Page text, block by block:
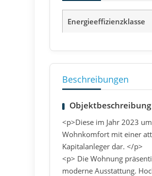
Energieeffizienzklasse
Beschreibungen
Objektbeschreibung
<p>Diese im Jahr 2023
Wohnkomfort mit einer
Kapitalanleger dar. </p>
<p> Die Wohnung
moderne Ausstattung.